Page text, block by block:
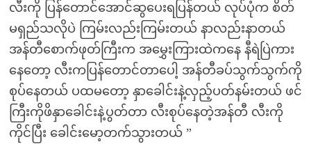
လီးကို ပြန်တောင်အောင်ဆွပေးရပြန်တယ် လုပ်ပုံက စိတ်
မရှည်သလိုပဲ ကြမ်းလည်းကြမ်းတယ် နာလည်းနာတယ်
အန်တီစောက်ဖုတ်ကြီးက အမွှေးကြားထဲကနေ နီရဲပြဲကား
နေတော့ လီးကပြန်တောင်တာပေါ့ အန်တီခပ်သွက်သွက်ကို
စုပ်နေတယ် ပထမတော့ နှာခေါင်းနဲ့လှည့်ပတ်နမ်းတယ် ဖင်
ကြီးကိုဖိနှာခေါင်းနဲ့ပွတ်တာ လီးစုပ်နေတဲ့အန်တီ လီးကို
ကိုင်ပြီး ခေါင်းမော့တက်သွားတယ် ”